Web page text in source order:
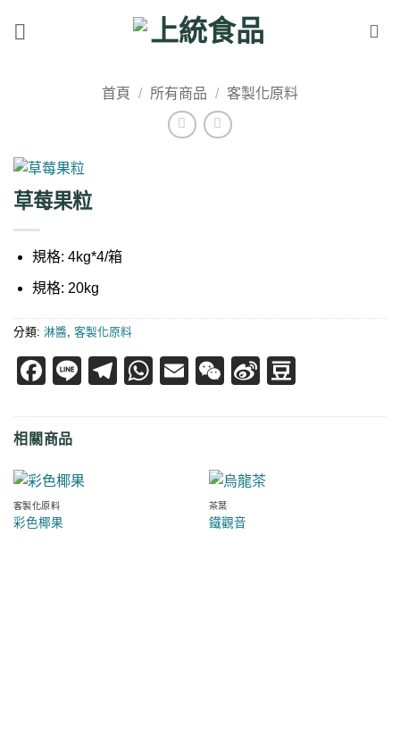
首頁 / 所有商品 / 客製化原料
草莓果粒
規格: 4kg*4/箱
規格: 20kg
分類: 淋醬 客製化原料
Facebook
LineTelegram
WhatsApp
EmailWeChat
Sina
相關商品
客製化原料
彩色椰果
茶葉
鐵觀音